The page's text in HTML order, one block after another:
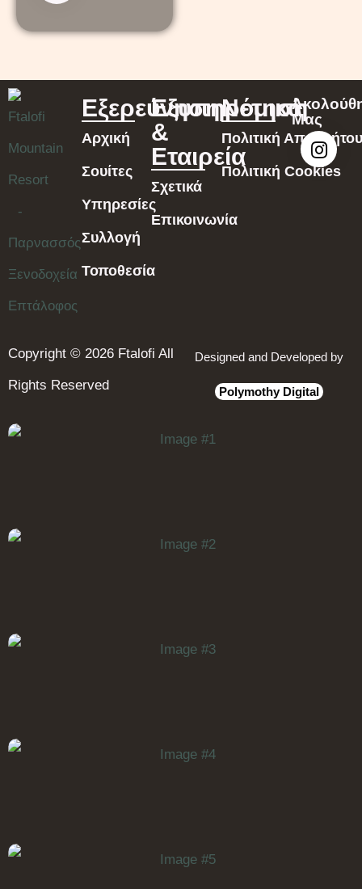
Εξερεύνηση
Αρχική
Σουίτες
Υπηρεσίες
Συλλογή
Τοποθεσία
Εξυπηρέτηση
&
Εταιρεία
Σχετικά
Επικοινωνία
Νομικά
Πολιτική
Πολιτική Cookies
Μας
Copyright © 2026 Ftalofi All
Rights Reserved
Designed and Developed by
Polymothy Digital